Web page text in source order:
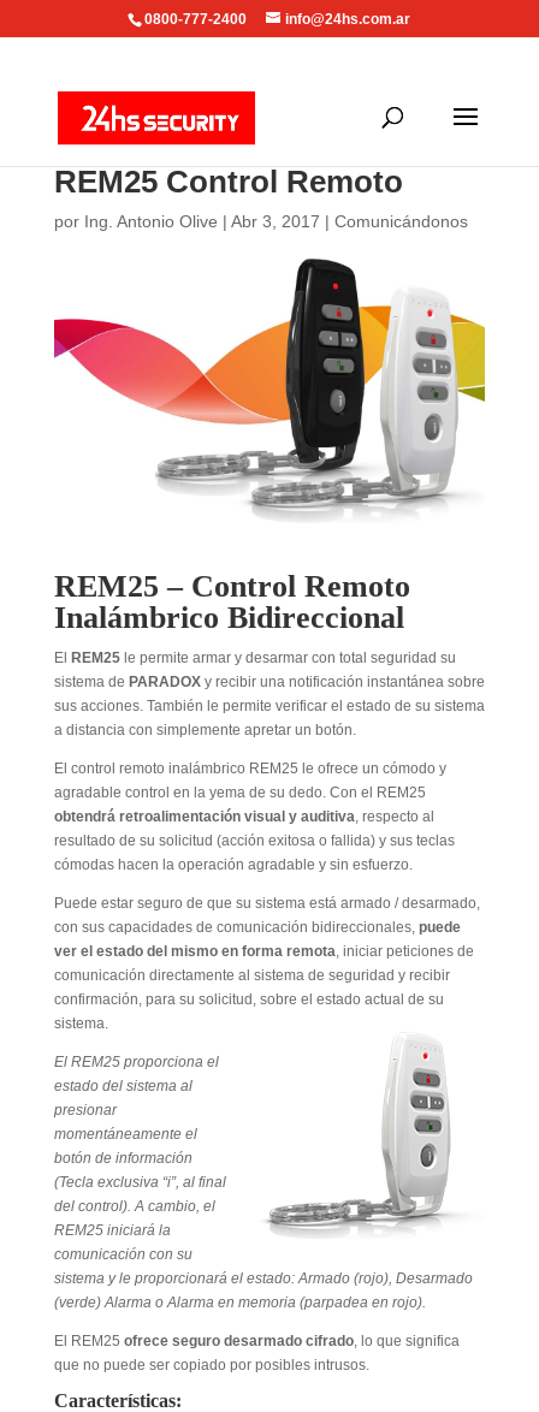
0800-777-2400 info@24hs.com.ar
REM25 Control Remoto
por Ing. Antonio Olive | Abr 3, 2017 | Comunicándonos
REM25 – Control Remoto
Inalámbrico Bidireccional
El REM25le permite armar y desarmar con total seguridad su
sistema de PARADOXy recibir una notificación instantánea sobre
sus acciones. También le permite verificar el estado de su sistema
a distancia con simplemente apretar un botón.
El control remoto inalámbrico REM25 le ofrece un cómodo y
agradable control en la yema de su dedo. Con el REM25
obtendrá retroalimentación visual y auditiva, respecto al
resultado de su solicitud (acción exitosa o fallida) y sus teclas
cómodas hacen la operación agradable y sin esfuerzo.
Puede estar seguro de que su sistema está armado / desarmado,
con sus capacidades de comunicación bidireccionales, puede
ver el estado del mismo en forma remota, iniciar peticiones de
comunicación directamente al sistema de seguridad y recibir
confirmación, para su solicitud, sobre el estado actual de su
sistema.
El REM25 proporciona el
estado del sistema al
presionar
momentáneamente el
botón de información
(Tecla exclusiva “i”, al final
del control). A cambio, el
REM25 iniciará la
comunicación con su
sistema y le proporcionará el estado: Armado (rojo), Desarmado
(verde) Alarma o Alarma en memoria (parpadea en rojo).
El REM25 ofrece seguro desarmado cifrado, lo que significa
que no puede ser copiado por posibles intrusos.
Características: